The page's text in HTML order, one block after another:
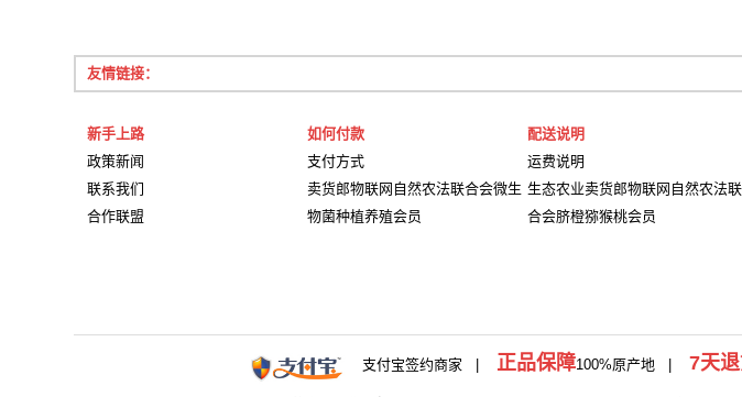
友情链接：
新手上路
政策新闻
联系我们
合作联盟
如何付款
支付方式
卖货郎物联网自然农法联合会微生
物菌种植养殖会员
配送说明
运费说明
生态农业卖货郎物联网自然农法联
合会脐橙猕猴桃会员
支付宝签约商家 | 正品保障100%原产地| 7天